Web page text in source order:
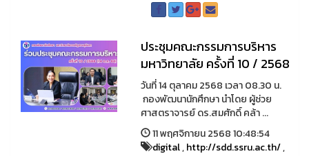
ประชุมคณะกรรมการบริหาร
มหาวิทยาลัย ครั้งที่ 10 / 2568
วันที่ 14 ตุลาคม 2568 เวลา 08.30 น.
กองพัฒนานักศึกษา นำโดย ผู้ช่วย
ศาสตราจารย์ ดร.สมศักดิ์ คล้า ...
11 พฤศจิกายน 2568 10:48:54
digital,http://sdd.ssru.ac.th/,